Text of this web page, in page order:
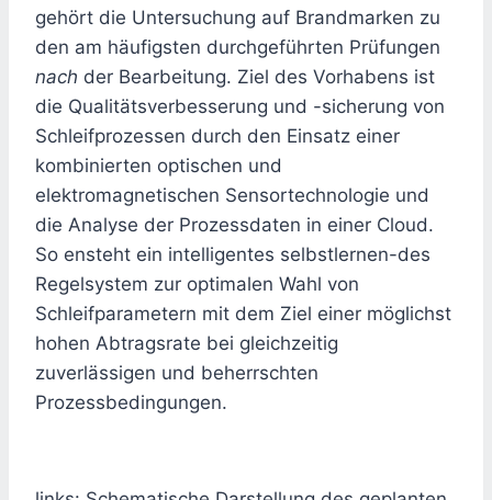
gehört die Untersuchung auf Brandmarken zu
den am häufigsten durchgeführten Prüfungen
nach der Bearbeitung. Ziel des Vorhabens ist
die Qualitätsverbesserung und -sicherung von
Schleifprozessen durch den Einsatz einer
kombinierten optischen und
elektromagnetischen Sensortechnologie und
die Analyse der Prozessdaten in einer Cloud.
So ensteht ein intelligentes selbstlernen-des
Regelsystem zur optimalen Wahl von
Schleifparametern mit dem Ziel einer möglichst
hohen Abtragsrate bei gleichzeitig
zuverlässigen und beherrschten
Prozessbedingungen.